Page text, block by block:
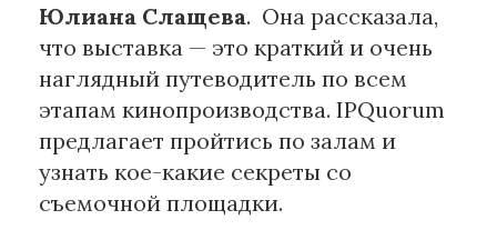
Юлиана Слащева. Она рассказала,
что выставка — это краткий и очень
наглядный путеводитель по всем
этапам кинопроизводства. IPQuorum
предлагает пройтись по залам и
узнать кое-какие секреты со
съемочной площадки.